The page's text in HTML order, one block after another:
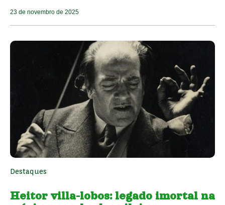
23 de novembro de 2025
Destaques
Heitor villa-lobos: legado imortal na